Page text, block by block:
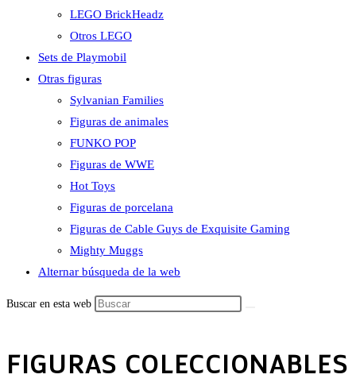
LEGO BrickHeadz
Otros LEGO
Sets de Playmobil
Otras figuras
Sylvanian Families
Figuras de animales
FUNKO POP
Figuras de WWE
Hot Toys
Figuras de porcelana
Figuras de Cable Guys de Exquisite Gaming
Mighty Muggs
Alternar búsqueda de la web
Buscar en esta web
FIGURAS